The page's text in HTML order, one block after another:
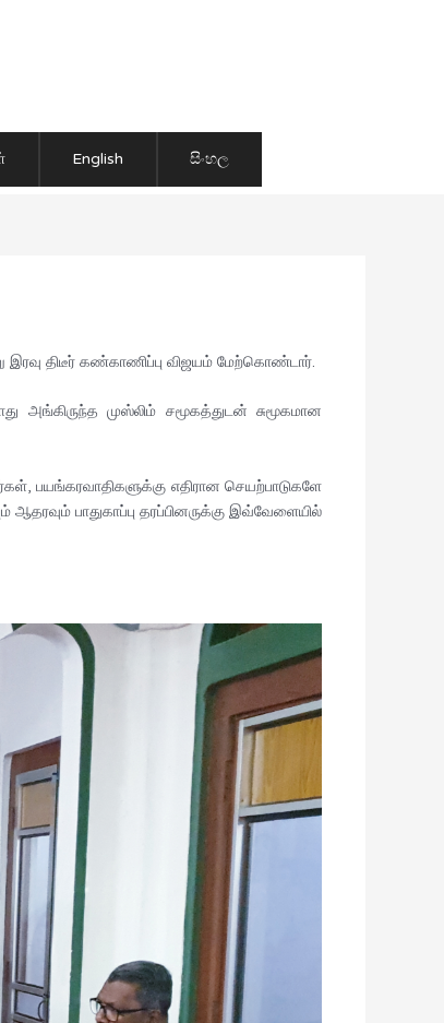
English සිංහල
இரவு திடீர் கண்காணிப்பு விஜயம் மேற்கொண்டார்.
முஸ்லிம் சமூகத்துடன் சுமூகமான
பயங்கரவாதிகளுக்கு எதிரான செயற்பாடுகளே
பாதுகாப்பு தரப்பினருக்கு இவ்வேளையில்